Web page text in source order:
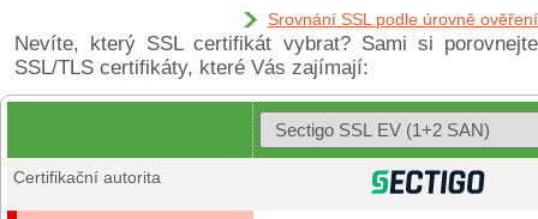
Srovnání SSL podle úrovně ověření
Nevíte, který SSL certifikát vybrat? Sami si porovnejte
SSL/TLS certifikáty, které Vás zajímají:
Certifikační autorita